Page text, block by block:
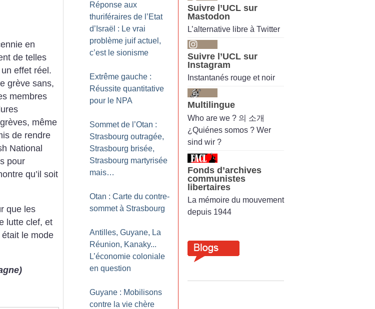
en
de telles
effet réel.
grève sans,
membres
même
de rendre
National
pour
qu’il soit
que les
lutte clef, et
était le mode
Réponse aux
thuriféraires de l’Etat
d’Israël : Le vrai
problème juif actuel,
c’est le sionisme
Extrême gauche :
Réussite quantitative
pour le NPA
Sommet de l’Otan :
Strasbourg outragée,
Strasbourg brisée,
Strasbourg martyrisée
mais…
Otan : Carte du contre-
sommet à Strasbourg
Antilles, Guyane, La
Réunion, Kanaky...
L’économie coloniale
en question
Guyane : Mobilisons
contre la vie chère
Suivre l’UCL sur
Mastodon
L’alternative libre à Twitter
Suivre l’UCL sur
Instagram
Instantanés rouge et noir
Multilingue
Who are we ? 의 소개
¿Quiénes somos ? Wer
sind wir ?
Fonds d’archives
communistes
libertaires
La mémoire du mouvement
depuis 1944